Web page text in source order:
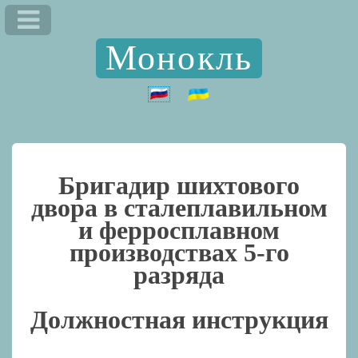
Монокль
Бригадир шихтового
двора в сталеплавильном
и ферросплавном
производствах 5-го
разряда
Должностная инструкция